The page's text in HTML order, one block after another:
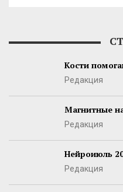
Кости
Редакция
Магнитные
Редакция
Нейроиюль
Редакция